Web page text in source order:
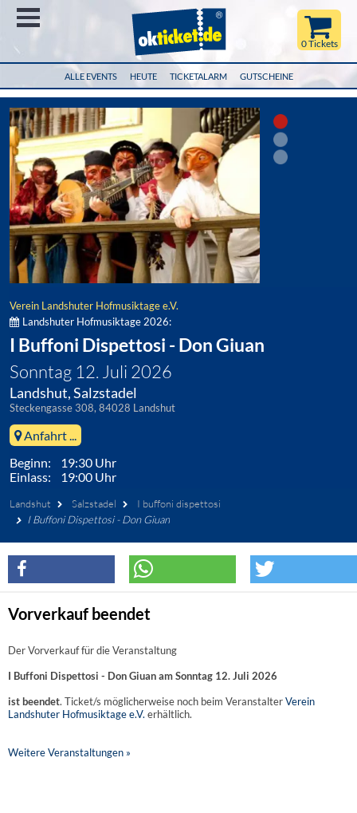
ALLE EVENTS HEUTE TICKETALARM GUTSCHEINE
0 Tickets
Verein Landshuter Hofmusiktage e.V.
Landshuter Hofmusiktage 2026:
I Buffoni Dispettosi - Don Giuan
Sonntag 12. Juli 2026
Landshut, Salzstadel
Steckengasse 308, 84028 Landshut
Anfahrt ...
Beginn: 19:30 Uhr
Einlass: 19:00 Uhr
Landshut Salzstadel
I buffoni dispettosi
I Buffoni Dispettosi - Don Giuan
Vorverkauf beendet
Der Vorverkauf für die Veranstaltung
I Buffoni Dispettosi - Don Giuan am Sonntag 12. Juli 2026
ist beendet. Ticket/s möglicherweise noch beim VeranstalterVerein
Landshuter Hofmusiktage e.V. erhältlich.
Weitere Veranstaltungen »